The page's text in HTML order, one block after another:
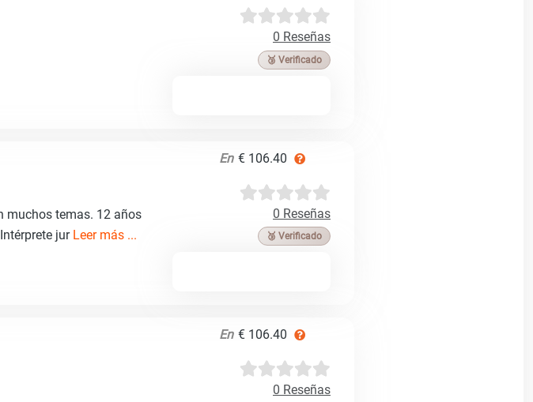
0 Reseñas
🥉 Verificado
En € 106.40
0 Reseñas
🥉 Verificado
muchos temas. 12 años
jur Leer más ...
En € 106.40
0 Reseñas